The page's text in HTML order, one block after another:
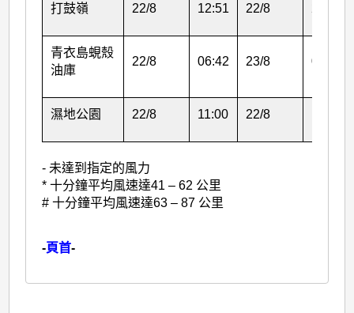
打鼓嶺 22/8 12:51 22/8
青衣島蜆殼
油庫
22/8 06:42 23/8 02:37
濕地公園 22/8 11:00 22/8
- 未達到指定的風力
* 十分鐘平均風速達41 – 62 公里
# 十分鐘平均風速達63 – 87 公里
-頁首-